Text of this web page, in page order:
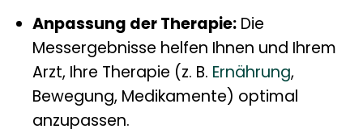
Anpassung der Therapie:Die
Messergebnisse helfen Ihnen und Ihrem
Arzt, Ihre Therapie (z. B. Ernährung,
Bewegung, Medikamente) optimal
anzupassen.